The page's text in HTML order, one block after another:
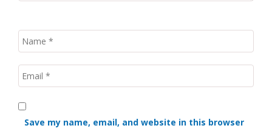
Save my name, email, and website in this browser